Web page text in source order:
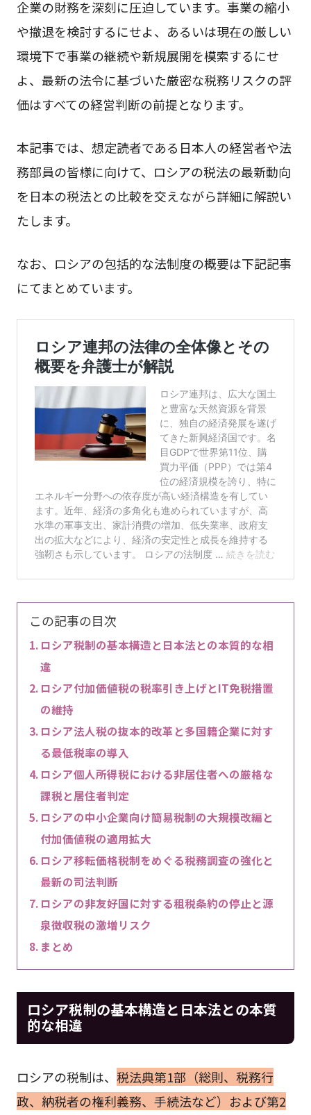
企業の財務を深刻に圧迫しています。事業の縮小
や撤退を検討するにせよ、あるいは現在の厳しい
環境下で事業の継続や新規展開を模索するにせ
よ、最新の法令に基づいた厳密な税務リスクの評
価はすべての経営判断の前提となります。
本記事では、想定読者である日本人の経営者や法
務部員の皆様に向けて、ロシアの税法の最新動向
を日本の税法との比較を交えながら詳細に解説い
たします。
なお、ロシアの包括的な法制度の概要は下記記事
にてまとめています。
この記事の目次
ロシア税制の基本構造と日本法との本質的な相
違
ロシア付加価値税の税率引き上げとIT免税措置
の維持
ロシア法人税の抜本的改革と多国籍企業に対す
る最低税率の導入
ロシア個人所得税における非居住者への厳格な
課税と居住者判定
ロシアの中小企業向け簡易税制の大規模改編と
付加価値税の適用拡大
ロシア移転価格税制をめぐる税務調査の強化と
最新の司法判断
ロシアの非友好国に対する租税条約の停止と源
泉徴収税の激増リスク
まとめ
ロシア税制の基本構造と日本法との本質
的な相違
ロシアの税制は、 税法典第1部（総則、税務行
政、納税者の権利義務、手続法など）および第2